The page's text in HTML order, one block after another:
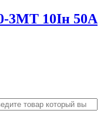
3МТ 10Iн 50А